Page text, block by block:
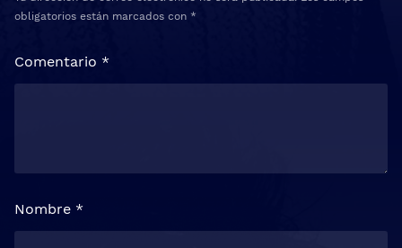
obligatorios están marcados con *
Comentario *
Nombre *